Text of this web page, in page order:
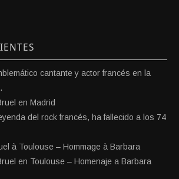
cantante y actor francés en la
en Madrid
del rock francés, ha fallecido a los 74
à Toulouse – Hommage à Barbara
en Toulouse – Homenaje a Barbara